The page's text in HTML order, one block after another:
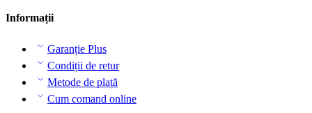
Informații
Garanție Plus
Condiții de retur
Metode de plată
Cum comand online